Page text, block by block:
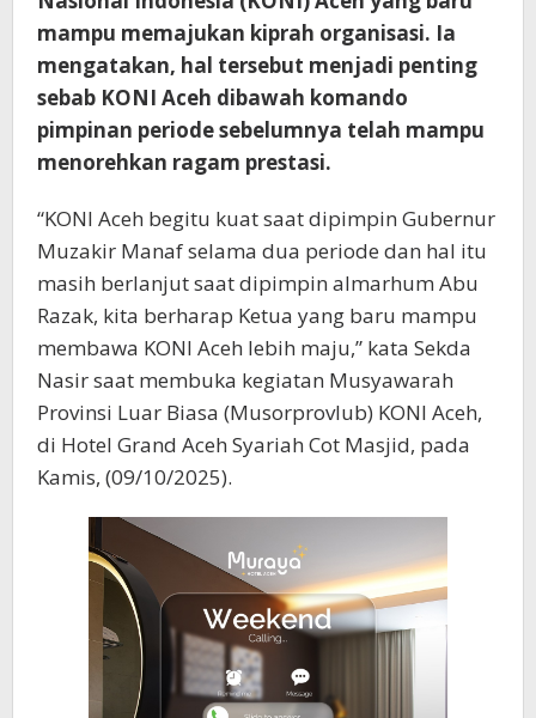
mampu memajukan kiprah organisasi. Ia
mengatakan, hal tersebut menjadi penting
sebab KONI Aceh dibawah komando
pimpinan periode sebelumnya telah mampu
menorehkan ragam prestasi.
“KONI Aceh begitu kuat saat dipimpin Gubernur
Muzakir Manaf selama dua periode dan hal itu
masih berlanjut saat dipimpin almarhum Abu
Razak, kita berharap Ketua yang baru mampu
membawa KONI Aceh lebih maju,” kata Sekda
Nasir saat membuka kegiatan Musyawarah
Provinsi Luar Biasa (Musorprovlub) KONI Aceh,
di Hotel Grand Aceh Syariah Cot Masjid, pada
Kamis, (09/10/2025).